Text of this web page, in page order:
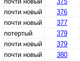
почти новый 376
почти новый 377
потертый 379
почти новый 379
почти новый 380